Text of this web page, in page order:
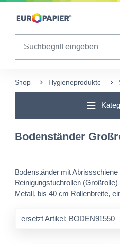
Table Of Content
Ergänzende Produkte
Shop Hygieneprodukte
Bodenständer
Bodenständer mit
Reinigungstuchrollen
Metall, bis 40 cm Rollenbreite,
ersetzt Artikel: BODEN91550